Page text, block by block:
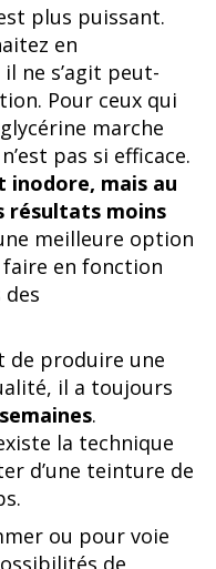
plus puissant.
en
ne s’agit peut-
Pour ceux qui
marche
pas si efficace.
inodore, mais au
résultats moins
meilleure option
faire en fonction
de produire une
il a toujours
.
la technique
d’une teinture de
ou pour voie
de